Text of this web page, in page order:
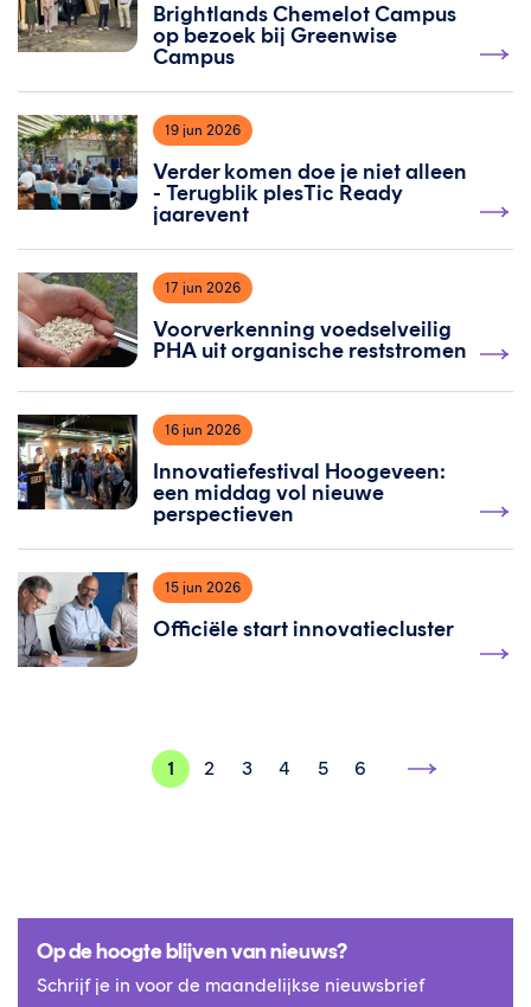
Brightlands Chemelot Campus
op bezoek bij Greenwise
Campus
19 jun 2026
Verder komen doe je niet alleen
- Terugblik plesTic Ready
jaarevent
17 jun 2026
Voorverkenning voedselveilig
PHA uit organische reststromen
16 jun 2026
Innovatiefestival Hoogeveen:
een middag vol nieuwe
perspectieven
15 jun 2026
Officiële start innovatiecluster
1 2 3 4 5 6
Volgende
Op de hoogte blijven van nieuws?
Schrijf je in voor de maandelijkse nieuwsbrief